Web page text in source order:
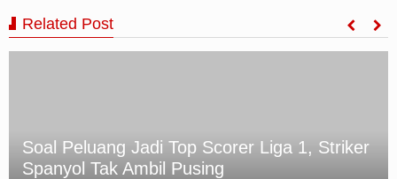
Related Post
Soal Peluang Jadi Top Scorer Liga 1, Striker
Spanyol Tak Ambil Pusing